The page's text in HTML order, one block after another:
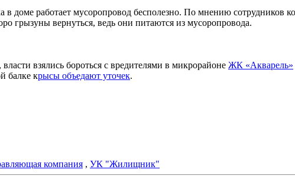
в доме работает мусоропровод бесполезно. По мнению сотрудников
грызуны вернуться, ведь они питаются из мусоропровода.
взялись бороться с вредителями в микрорайоне ЖК «Акварель»
балке крысы объедают уточек.
компания , УК "Жилищник"